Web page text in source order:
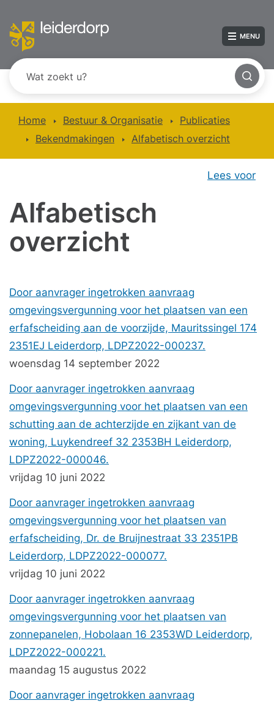
MENU
Home Bestuur & Organisatie
Publicaties
Bekendmakingen
Alfabetisch overzicht
Lees voor
Alfabetisch
overzicht
Door aanvrager ingetrokken aanvraag
omgevingsvergunning voor het plaatsen van een
erfafscheiding aan de voorzijde, Mauritssingel 174
2351EJ Leiderdorp, LDPZ2022-000237.
woensdag 14 september 2022
Door aanvrager ingetrokken aanvraag
omgevingsvergunning voor het plaatsen van een
schutting aan de achterzijde en zijkant van de
woning, Luykendreef 32 2353BH Leiderdorp,
LDPZ2022-000046.
vrijdag 10 juni 2022
Door aanvrager ingetrokken aanvraag
omgevingsvergunning voor het plaatsen van
erfafscheiding, Dr. de Bruijnestraat 33 2351PB
Leiderdorp, LDPZ2022-000077.
vrijdag 10 juni 2022
Door aanvrager ingetrokken aanvraag
omgevingsvergunning voor het plaatsen van
zonnepanelen, Hobolaan 16 2353WD Leiderdorp,
LDPZ2022-000221.
maandag 15 augustus 2022
Door aanvrager ingetrokken aanvraag